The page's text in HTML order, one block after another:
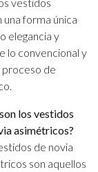
forma única
elegancia y
lo convencional y
proceso de
los vestidos
asimétricos?
de novia
son aquellos